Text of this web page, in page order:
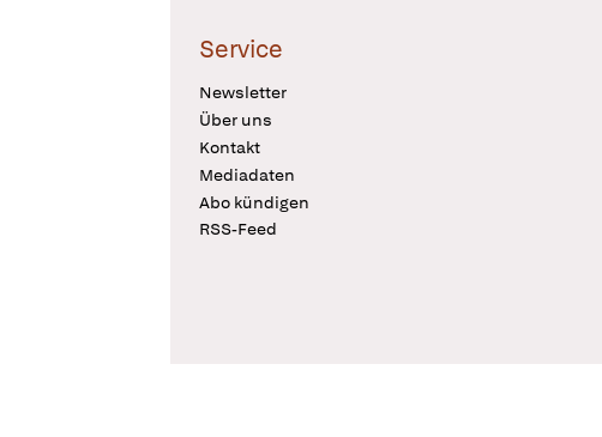
Service
Newsletter
Über uns
Kontakt
Mediadaten
Abo kündigen
RSS-Feed